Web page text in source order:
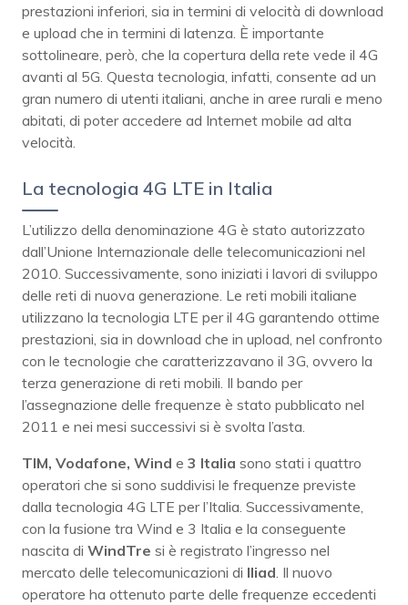
prestazioni inferiori, sia in termini di velocità di download
e upload che in termini di latenza. È importante
sottolineare, però, che la copertura della rete vede il 4G
avanti al 5G. Questa tecnologia, infatti, consente ad un
gran numero di utenti italiani, anche in aree rurali e meno
abitati, di poter accedere ad Internet mobile ad alta
velocità.
La tecnologia 4G LTE in Italia
L’utilizzo della denominazione 4G è stato autorizzato
dall’Unione Internazionale delle telecomunicazioni nel
2010. Successivamente, sono iniziati i lavori di sviluppo
delle reti di nuova generazione. Le reti mobili italiane
utilizzano la tecnologia LTE per il 4G garantendo ottime
prestazioni, sia in download che in upload, nel confronto
con le tecnologie che caratterizzavano il 3G, ovvero la
terza generazione di reti mobili. Il bando per
l’assegnazione delle frequenze è stato pubblicato nel
2011 e nei mesi successivi si è svolta l’asta.
TIM, Vodafone, Wind e 3 Italia sono stati i quattro
operatori che si sono suddivisi le frequenze previste
dalla tecnologia 4G LTE per l’Italia. Successivamente,
con la fusione tra Wind e 3 Italia e la conseguente
nascita di WindTre si è registrato l’ingresso nel
mercato delle telecomunicazioni di Iliad. Il nuovo
operatore ha ottenuto parte delle frequenze eccedenti